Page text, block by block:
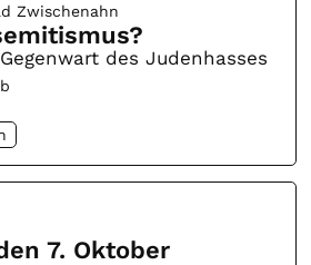
Zwischenahn
des Judenhasses
7. Oktober